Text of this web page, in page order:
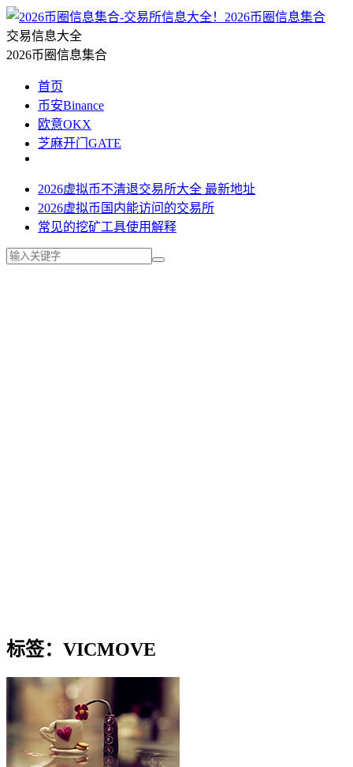
2026币圈信息集合
交易信息大全
2026币圈信息集合
首页
币安Binance
欧意OKX
芝麻开门GATE
2026虚拟币不清退交易所大全 最新地址
2026虚拟币国内能访问的交易所
常见的挖矿工具使用解释
标签：VICMOVE